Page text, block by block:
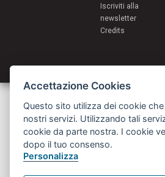
Iscriviti alla
newsletter
Credits
Comune di Bologna | Piazza Maggiore 6 -
Accettazione Cookies
Questo sito utilizza dei cookie
nostri servizi. Utilizzando tali
cookie da parte nostra. I cookie
dopo il tuo consenso.
Personalizza